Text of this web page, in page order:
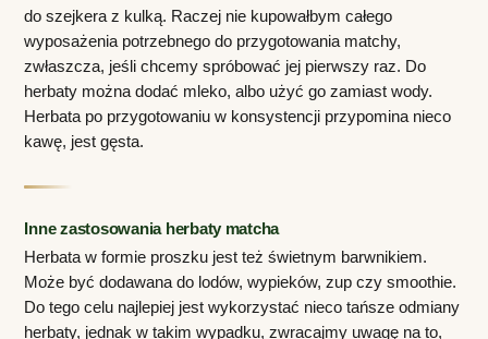
do szejkera z kulką. Raczej nie kupowałbym całego
wyposażenia potrzebnego do przygotowania matchy,
zwłaszcza, jeśli chcemy spróbować jej pierwszy raz. Do
herbaty można dodać mleko, albo użyć go zamiast wody.
Herbata po przygotowaniu w konsystencji przypomina nieco
kawę, jest gęsta.
Inne zastosowania herbaty matcha
Herbata w formie proszku jest też świetnym barwnikiem.
Może być dodawana do lodów, wypieków, zup czy smoothie.
Do tego celu najlepiej jest wykorzystać nieco tańsze odmiany
herbaty, jednak w takim wypadku, zwracajmy uwagę na to,